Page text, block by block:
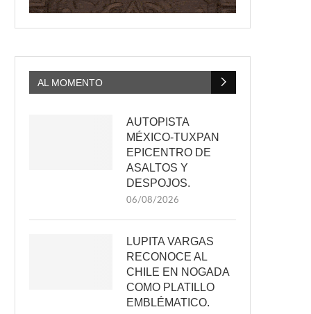
AL MOMENTO
AUTOPISTA
MÉXICO-TUXPAN
EPICENTRO DE
ASALTOS Y
DESPOJOS.
06/08/2026
LUPITA VARGAS
RECONOCE AL
CHILE EN NOGADA
COMO PLATILLO
EMBLÉMATICO.